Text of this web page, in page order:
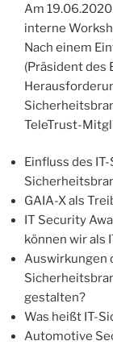
Am
interne
Nach einem
(Präsident des
TeleTrust-
Einfluss des
GAIA-X als
IT Security
können wir als
Auswirkungen
gestalten?
Was heißt IT-
Automotive